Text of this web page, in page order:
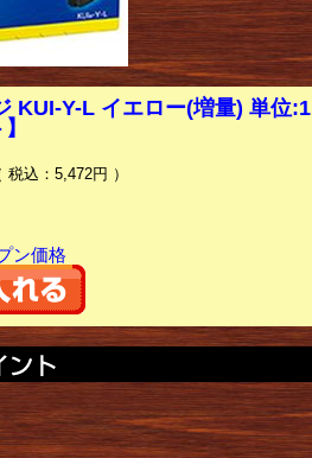
KUI-Y-L イエロー(増量) 単位:1
税込：5,472円 ）
ン価格